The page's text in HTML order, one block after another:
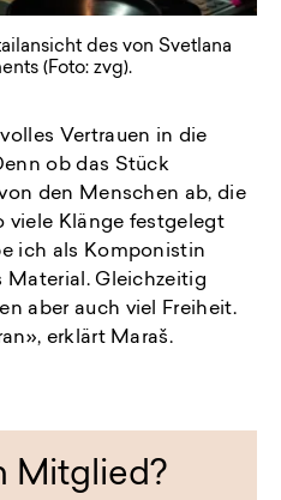
des von Svetlana
(Foto: zvg).
Vertrauen in die
ob das Stück
den Menschen ab, die
viele Klänge festgelegt
ich als Komponistin
Material. Gleichzeitig
aber auch viel Freiheit.
erklärt Maraš.
Mitglied?